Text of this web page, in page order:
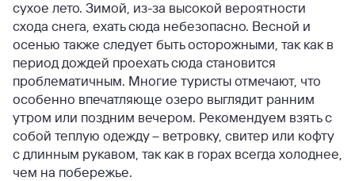
сухое лето. Зимой, из-за высокой вероятности
схода снега, ехать сюда небезопасно. Весной и
осенью также следует быть осторожными, так как в
период дождей проехать сюда становится
проблематичным. Многие туристы отмечают, что
особенно впечатляюще озеро выглядит ранним
утром или поздним вечером. Рекомендуем взять с
собой теплую одежду – ветровку, свитер или кофту
с длинным рукавом, так как в горах всегда холоднее,
чем на побережье.